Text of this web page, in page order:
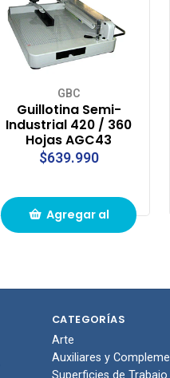
GBC
Guillotina Semi-
Industrial 420 / 360
Hojas AGC43
$639.990
Agregar al
compras
CATEGORÍAS
Arte
Auxiliares y